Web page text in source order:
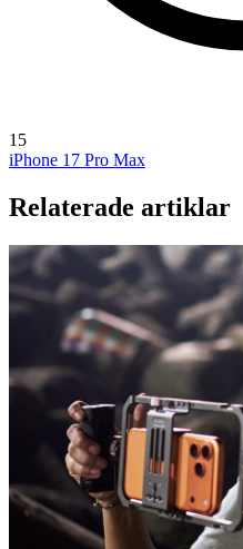
15
iPhone 17 Pro Max
Relaterade artiklar